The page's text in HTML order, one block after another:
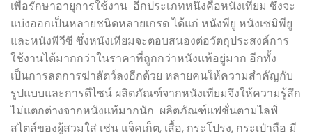
เพื่อรักษาอายุการใช้งาน อีกประเภทหนึ่งคือหนังเทียม ซึ่งจะ
แบ่งออกเป็นหลายชนิดหลายเกรด ได้แก่ หนังพียู หนังเซมิพียู
และหนังพีวีซี ซึ่งหนังเทียมจะตอบสนองต่อวัตถุประสงค์การ
ใช้งานได้มากกว่าในราคาที่ถูกกว่าหนังแท้อยู่มาก อีกทั้ง
เป็นการลดการฆ่าสัตว์ลงอีกด้วย หลายคนให้ความสำคัญกับ
รูปแบบและการดีไซน์ ผลิตภัณฑ์จากหนังเทียมจึงให้ความรู้สึก
ไม่แตกต่างจากหนังแท้มากนัก ผลิตภัณฑ์แฟชั่นตามไลฟ์
สไตล์ของผู้สวมใส่ เช่น แจ็คเก็ต, เสื้อ, กระโปรง, กระเป๋าถือ มี